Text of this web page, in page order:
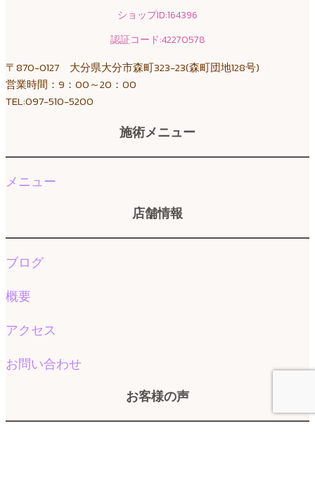
ショップID:164396
認証コード:42270578
〒870-0127 大分県大分市森町323-23(森町団地128号)
営業時間：9：00～20：00
TEL:097-510-5200
施術メニュー
メニュー
店舗情報
ブログ
概要
アクセス
お問い合わせ
お客様の声